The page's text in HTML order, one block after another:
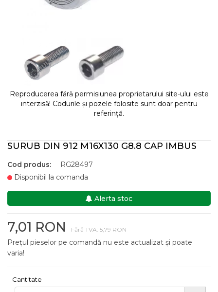
Reproducerea fără permisiunea proprietarului site-ului este
interzisă! Codurile și pozele folosite sunt doar pentru
referință.
SURUB DIN 912 M16X130 G8.8 CAP IMBUS
Cod produs:
RG28497
Disponibil la comanda
Alerta stoc
7,01 RON Fără TVA: 5,79 RON
Prețul pieselor pe comandă nu este actualizat și poate
varia!
Cantitate